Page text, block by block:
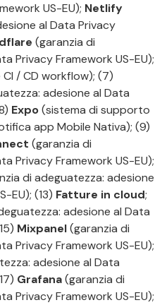
US-EU); Netlify
al Data Privacy
(garanzia di
Privacy Framework US-EU);
/ CD workflow); (7)
adesione al Data
Expo(sistema di supporto
app Mobile Nativa); (9)
(garanzia di
Privacy Framework US-EU);
di adeguatezza: adesione
EU); (13) Fatture in cloud;
adesione al Data
Mixpanel(garanzia di
Privacy Framework US-EU);
adesione al Data
Grafana(garanzia di
Privacy Framework US-EU);